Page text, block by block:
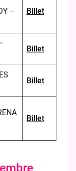
–
Billet
Billet
Billet
Billet